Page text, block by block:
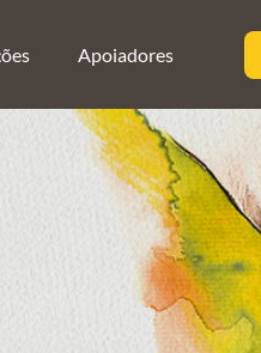
Apoiadores